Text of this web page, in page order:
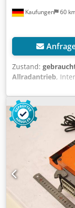
Kaufungen 60
Zustand:
Allradantrieb,
Verfügung auf
unter: * Golec
Bulgarisch,
Russisch,
Csdpfezpcxfox
Tonnen an
m Der maximale
MAX. 47m
Motor für Fahr-
Euromot III A, 330
Nm bei 1.300